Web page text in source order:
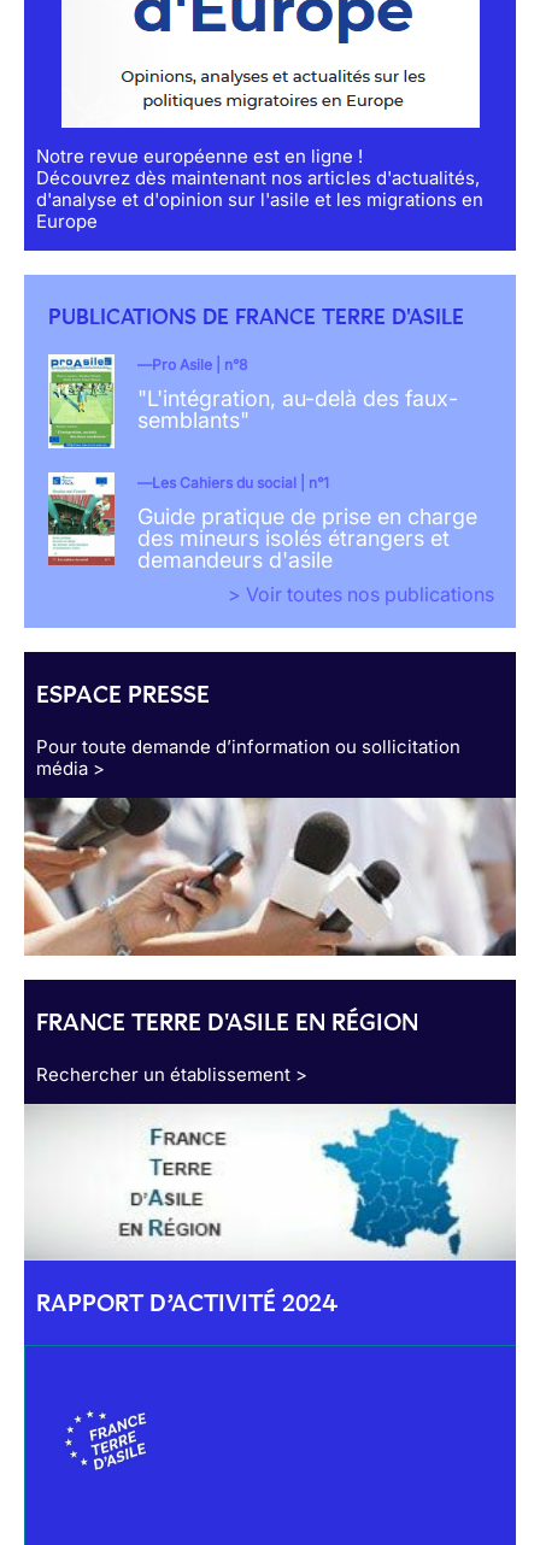
Notre revue européenne est en ligne !
Découvrez dès maintenant nos articles d'actualités,
d'analyse et d'opinion sur l'asile et les migrations en
Europe
PUBLICATIONS DE FRANCE TERRE D'ASILE
Pro Asile | n°8
"L'intégration, au-delà des faux-
semblants"
Les Cahiers du social | n°1
Guide pratique de prise en charge
des mineurs isolés étrangers et
demandeurs d'asile
> Voir toutes nos publications
ESPACE PRESSE
Pour toute demande d’information ou sollicitation
média >
FRANCE TERRE D'ASILE EN RÉGION
Rechercher un établissement >
RAPPORT D’ACTIVITÉ 2024